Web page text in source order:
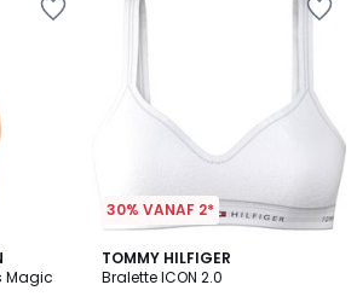
Magic
30% VANAF 2*
TOMMY HILFIGER
Bralette ICON 2.0